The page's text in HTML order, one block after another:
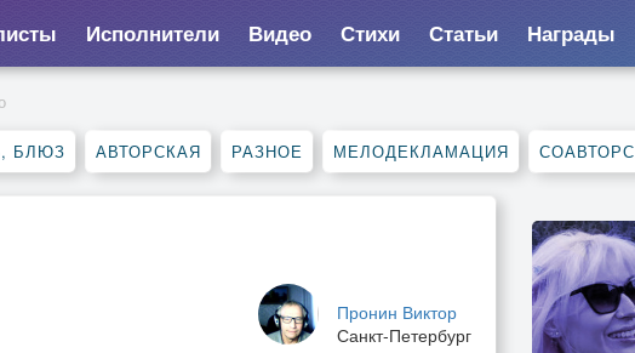
Исполнители Видео Стихи Статьи Награды
БЛЮЗ АВТОРСКАЯ РАЗНОЕ МЕЛОДЕКЛАМАЦИЯ
Пронин Виктор
Санкт-Петербург